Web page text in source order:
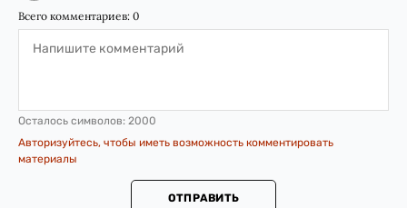
Всего комментариев: 0
Осталось символов: 2000
Авторизуйтесь, чтобы иметь возможность комментировать
материалы
ОТПРАВИТЬ